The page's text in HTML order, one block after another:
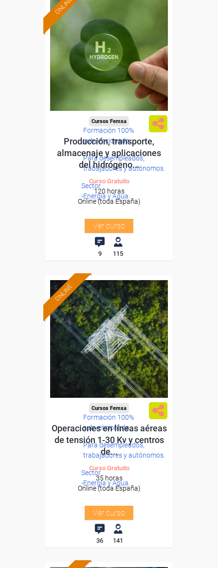
ONLINE
Formación 100%
subvencionada.
Para desempleados,
trabajadores y autónomos.
Sector
-Energía y Agua.
Cursos Femxa
Producción, transporte,
almacenaje y aplicaciones
del hidrógeno...
Curso Gratuito
120 horas
Online (toda España)
Ver curso
9 115
ONLINE
Formación 100%
subvencionada.
Para desempleados,
trabajadores y autónomos.
Sector
-Energía y Agua.
Cursos Femxa
Operaciones en líneas aéreas
de tensión 1-30 Kv y centros
de...
Curso Gratuito
35 horas
Online (toda España)
Ver curso
36 141